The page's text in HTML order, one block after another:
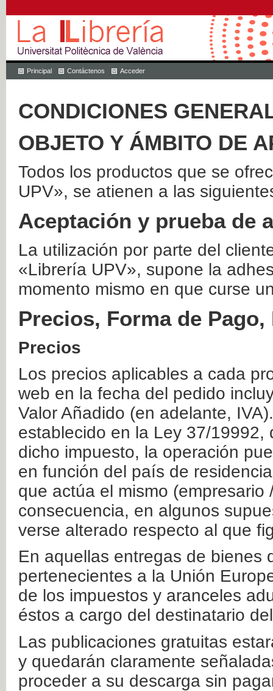
Principal Contáctenos Acceder
CONDICIONES
OBJETO Y ÁMBITO DE
Todos los productos que se
UPV», se atienen a las
Aceptación y prueba de
La utilización por parte del
«Librería UPV», supone la
momento mismo en que curse
Precios, Forma de
Precios
Los precios aplicables a cada
web en la fecha del pedido
Valor Añadido (en adelante,
establecido en la Ley 37/
dicho impuesto, la operación
en función del país de
que actúa el mismo
consecuencia, en algunos
verse alterado respecto al que
En aquellas entregas de bienes
pertenecientes a la Unión
de los impuestos y aranceles
éstos a cargo del destinatario
Las publicaciones gratuitas
y quedarán claramente
proceder a su descarga sin